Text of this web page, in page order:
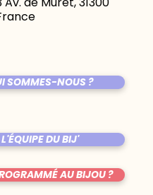
SOMMES-NOUS ?
L'ÉQUIPE DU BIJ'
AU BIJOU ?